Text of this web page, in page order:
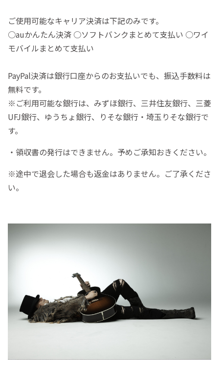
ご使用可能なキャリア決済は下記のみです。
○auかんたん決済 ○ソフトバンクまとめて支払い ○ワイ
モバイルまとめて支払い
PayPal決済は銀行口座からのお支払いでも、振込手数料は
無料です。
※ご利用可能な銀行は、みずほ銀行、三井住友銀行、三菱
UFJ銀行、ゆうちょ銀行、りそな銀行・埼玉りそな銀行で
す。
・領収書の発行はできません。予めご承知おきください。
※途中で退会した場合も返金はありません。ご了承くださ
い。